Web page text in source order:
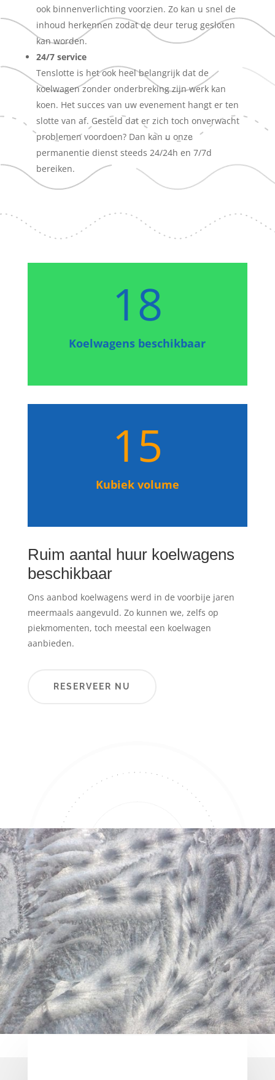
ook binnenverlichting voorzien. Zo kan u snel de
inhoud herkennen zodat de deur terug gesloten
kan worden.
24/7 service
Tenslotte is het ook heel belangrijk dat de
koelwagen zonder onderbreking zijn werk kan
koen. Het succes van uw evenement hangt er ten
slotte van af. Gesteld dat er zich toch onverwacht
problemen voordoen? Dan kan u onze
permanentie dienst steeds 24/24h en 7/7d
bereiken.
18
Koelwagens beschikbaar
15
Kubiek volume
Ruim aantal huur koelwagens
beschikbaar
Ons aanbod koelwagens werd in de voorbije jaren
meermaals aangevuld. Zo kunnen we, zelfs op
piekmomenten, toch meestal een koelwagen
aanbieden.
RESERVEER NU